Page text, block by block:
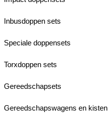
Inbusdoppen sets
Speciale doppensets
Torxdoppen sets
Gereedschapsets
Gereedschapswagens en kisten